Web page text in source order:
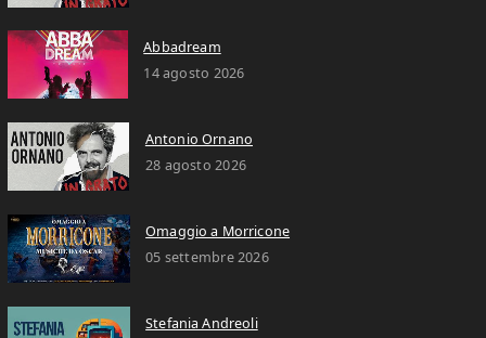
Abbadream
14 agosto 2026
Antonio Ornano
28 agosto 2026
Omaggio a Morricone
05 settembre 2026
Stefania Andreoli